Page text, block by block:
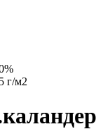
г/м2